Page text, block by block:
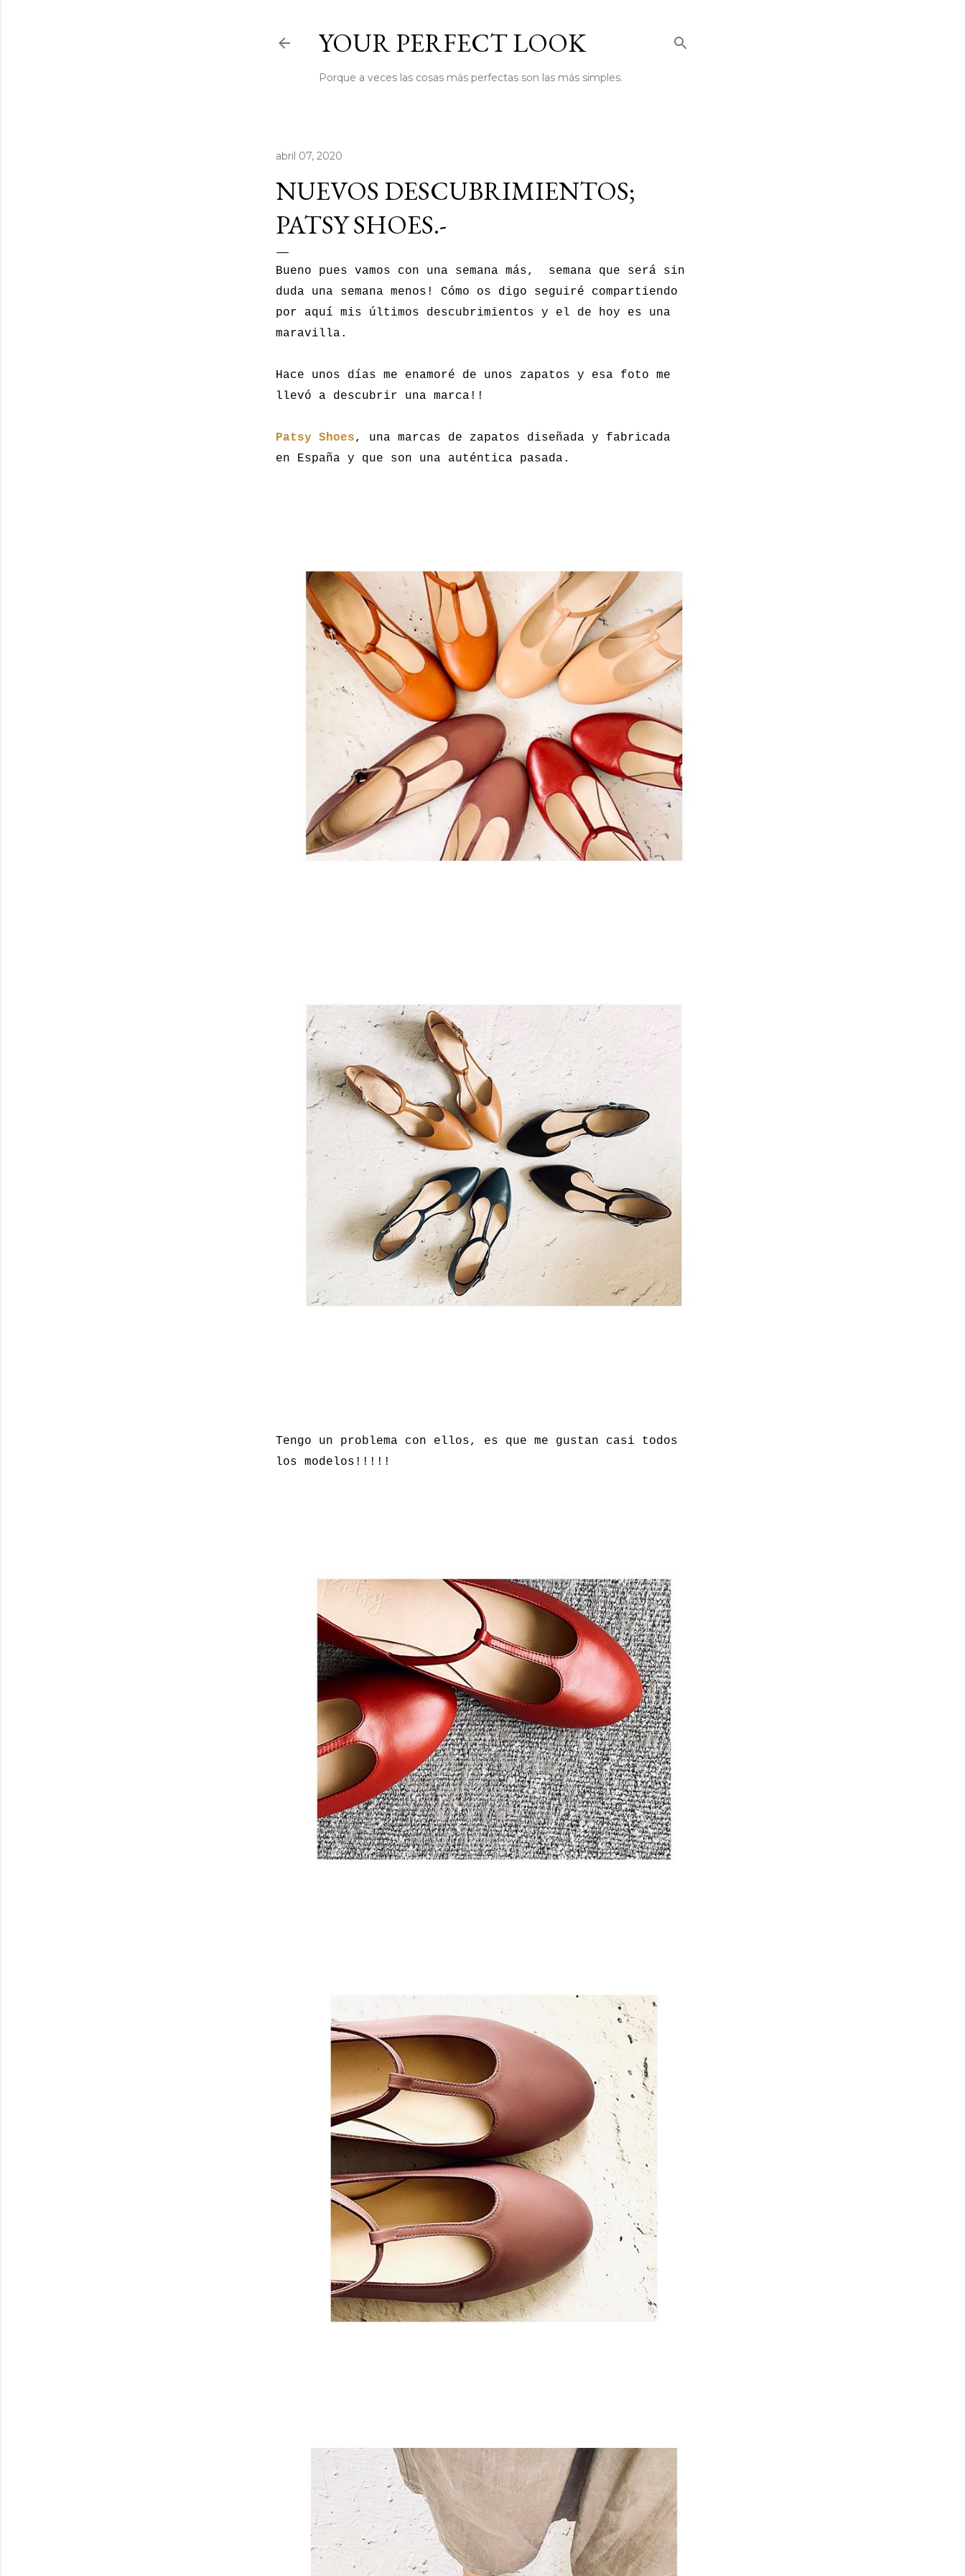
YOUR PERFECT LOOK
Porque a veces las cosas más perfectas son las más simples.
abril 07, 2020
NUEVOS DESCUBRIMIENTOS;
PATSY SHOES.-
Bueno pues vamos con una semana más, semana que será sin
duda una semana menos! Cómo os digo seguiré compartiendo
por aquí mis últimos descubrimientos y el de hoy es una
maravilla.
Hace unos días me enamoré de unos zapatos y esa foto me
llevó a descubrir una marca!!
Patsy Shoes, una marcas de zapatos diseñada y fabricada
en España y que son una auténtica pasada.
Tengo un problema con ellos, es que me gustan casi todos
los modelos!!!!!